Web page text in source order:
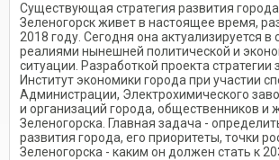
Существующая стратегия развития
Зеленогорск живет в настоящее время,
2018 году. Сегодня она актуализируется в
реалиями нынешней политической и
ситуации. Разработкой проекта стратегии
Институт экономики города при участии
Администрации, Электрохимического
и организаций города, общественников и
Зеленогорска. Главная задача -
развития города, его приоритеты, точки
Зеленогорска - каким он должен стать к